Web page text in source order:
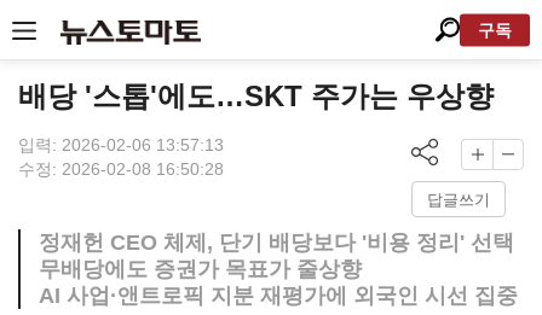
구독
배당 '스톱'에도…SKT 주가는 우상향
입력: 2026-02-06 13:57:13
수정: 2026-02-08 16:50:28
답글쓰기
정재헌 CEO 체제, 단기 배당보다 '비용 정리' 선택
무배당에도 증권가 목표가 줄상향
AI 사업·앤트로픽 지분 재평가에 외국인 시선 집중